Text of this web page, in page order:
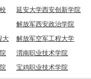
延安大学西安创新学院
解放军西安政治学院
大
解放军空军工程大学
渭南职业技术学院
宝鸡职业技术学院